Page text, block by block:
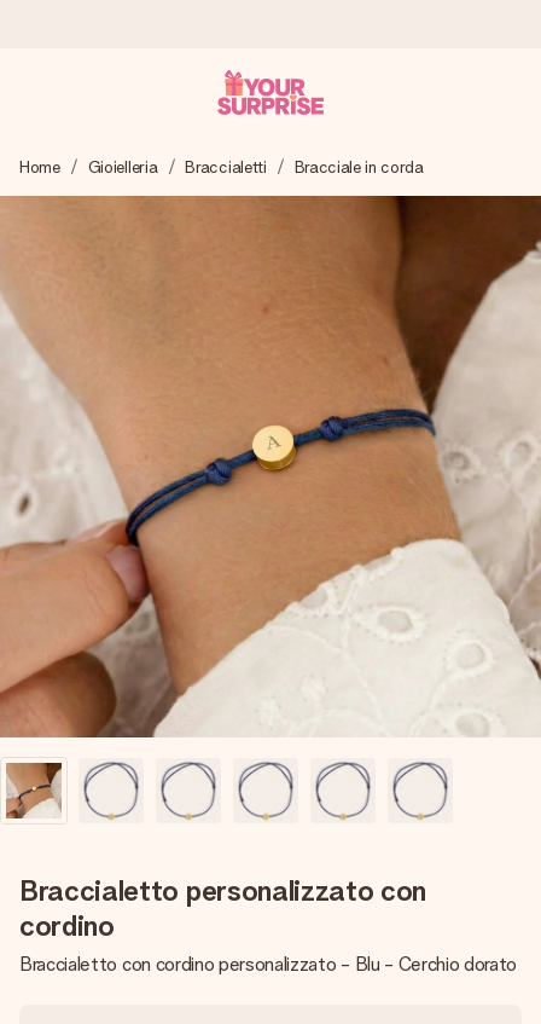
Prepariamo il tuo regalo con attenzione e lo spediamo in un
lampo – così potrai consegnarlo al momento giusto, quando
4,7 (basato su +15.000 recensioni)
I nostri regali ispirano. I clienti ci valutano 4,7 su Google
Reviews.
Biglietto d'auguri gratuito
Realizza qualcosa di unico in pochi passi – con il suo nome,
una tua foto o un messaggio che tocchi il cuore. Nessuna
complicazione, solo tanto amore per il momento perfetto.
Home Gioielleria Braccialetti Bracciale in corda
Braccialetto personalizzato con
cordino
Braccialetto con cordino personalizzato - Blu - Cerchio dorato